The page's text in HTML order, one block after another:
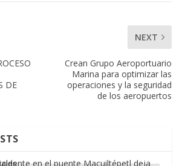
DE
NEXT
Crean Grupo Aeroportuario
Marina para optimizar las
operaciones y la seguridad
de los aeropuertos